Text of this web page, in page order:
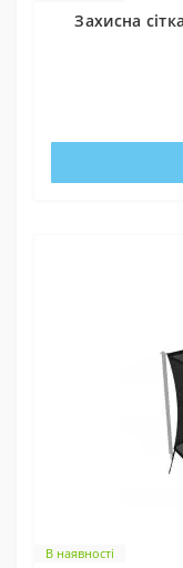
Захисна
В наявності